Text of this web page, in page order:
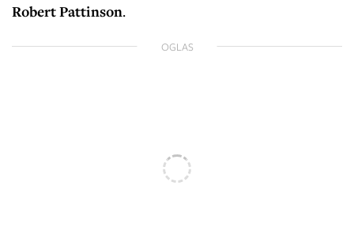
Robert Pattinson.
OGLAS